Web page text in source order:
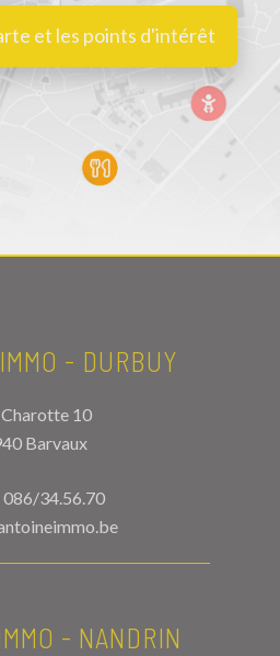
et les points d'intérêt
- DURBUY
Charotte 10
Barvaux
086/34.56.70
- NANDRIN